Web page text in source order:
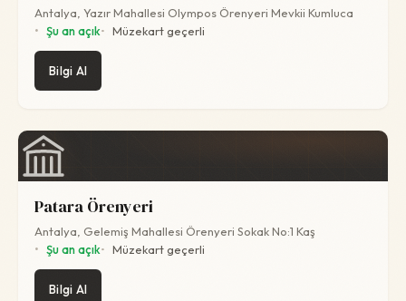
Antalya, Yazır Mahallesi Olympos Örenyeri Mevkii Kumluca
Şu an açık
Müzekart geçerli
Bilgi Al
Patara Örenyeri
Antalya, Gelemiş Mahallesi Örenyeri Sokak No:1 Kaş
Şu an açık
Müzekart geçerli
Bilgi Al